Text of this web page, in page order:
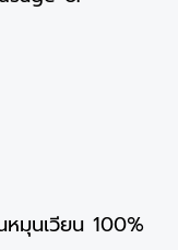
หมุนเวียน 100%